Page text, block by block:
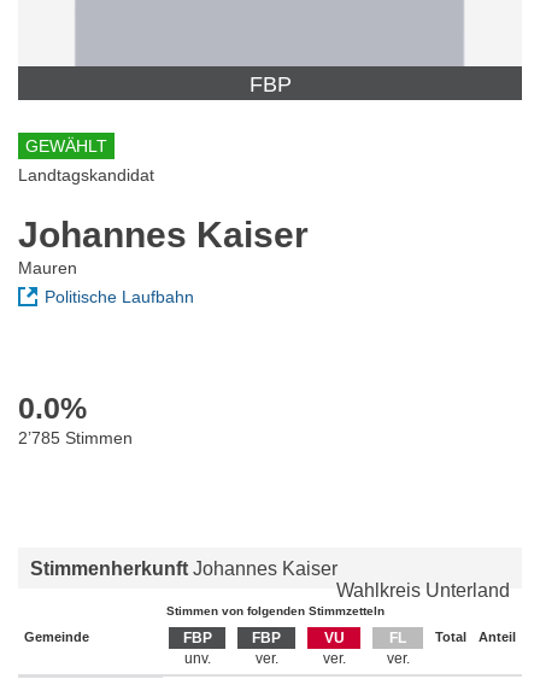
FBP
GEWÄHLT
Landtagskandidat
Johannes Kaiser
Mauren
Politische Laufbahn
0.0%
2’785 Stimmen
Stimmenherkunft Johannes Kaiser
Wahlkreis Unterland
Stimmen von folgenden Stimmzetteln
Gemeinde FBP FBP VU FL Total Anteil